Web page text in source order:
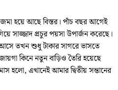
হয়ে আছে বিস্তর। পাঁচ বছর আগেই
সাজ্জাদ প্রচুর পয়সা উপার্জন করেছে।
তখন শুধু টাকার সাগরে ভাসতে
কিনে নতুন বাড়িও তৈরি হয়েছে
হলো, এখানেই আমার দ্বিতীয় সন্তানের